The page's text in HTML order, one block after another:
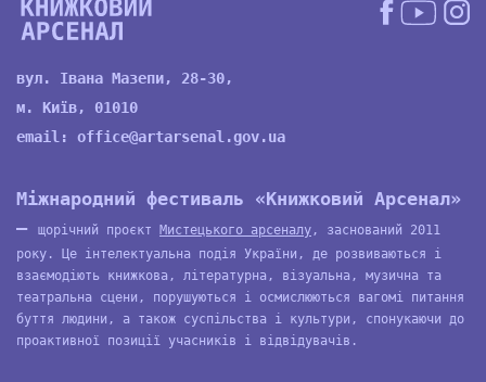
вул. Івана Мазепи, 28-30,
м. Київ, 01010
email: office@artarsenal.gov.ua
Міжнародний фестиваль «Книжковий Арсенал»
—
щорічний проєкт Мистецького арсеналу , заснований 2011
року. Це інтелектуальна подія України, де розвиваються і
взаємодіють книжкова, літературна, візуальна, музична та
театральна сцени, порушуються і осмислюються вагомі питання
буття людини, а також суспільства і культури, спонукаючи до
проактивної позиції учасників і відвідувачів.